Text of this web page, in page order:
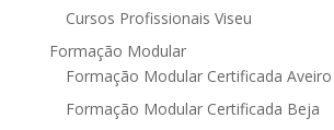
Cursos Profissionais Viseu
Formação Modular
Formação Modular Certificada Aveiro
Formação Modular Certificada Beja